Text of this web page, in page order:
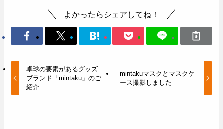
よかったらシェアしてね！
卓球の要素があるグッズ
ブランド「mintaku」のご
紹介
mintakuマスクとマスクケ
ース撮影しました